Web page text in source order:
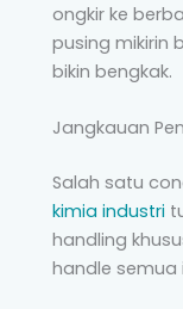
ongkir ke
pusing mikirin
bikin bengkak.
Jangkauan
Salah satu
kimia industri
handling
handle semua